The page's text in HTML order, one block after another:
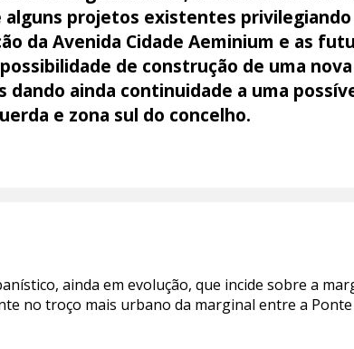
projetos existentes
da Avenida Cidade Aeminium e as
de construção de uma
ainda continuidade a uma
e zona sul do concelho.
ainda em evolução, que incide sobre a
no troço mais urbano da marginal entre a